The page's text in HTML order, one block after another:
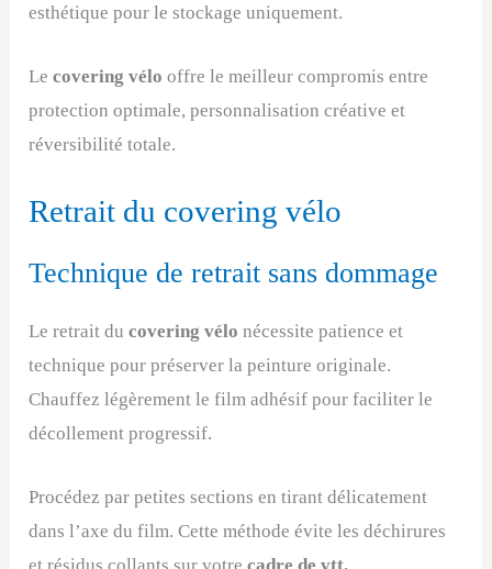
esthétique pour le stockage uniquement.
Lecovering vélo offre le meilleur compromis entre
protection optimale, personnalisation créative et
réversibilité totale.
Retrait du covering vélo
Technique de retrait sans dommage
Le retrait ducovering vélo nécessite patience et
technique pour préserver la peinture originale.
Chauffez légèrement le film adhésif pour faciliter le
décollement progressif.
Procédez par petites sections en tirant délicatement
dans l’axe du film. Cette méthode évite les déchirures